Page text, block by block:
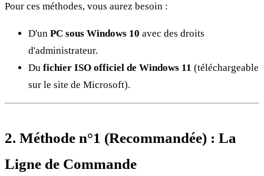
Pour ces méthodes, vous aurez besoin :
D'un PC sous Windows 10 avec des droits
d'administrateur.
Du fichier ISO officiel de Windows 11 (téléchargeable
sur le site de Microsoft).
2. Méthode n°1 (Recommandée) : La
Ligne de Commande